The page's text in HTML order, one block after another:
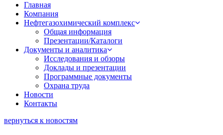
Главная
Компания
Нефтегазохимический комплекс
Общая информация
Презентации/Каталоги
Документы и аналитика
Исследования и обзоры
Доклады и презентации
Программные документы
Охрана труда
Новости
Контакты
вернуться к новостям